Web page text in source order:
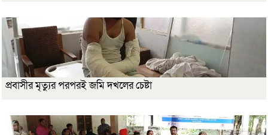
প্রবাসীর মৃত্যুর পরপরই জমি দখলের চেষ্টা